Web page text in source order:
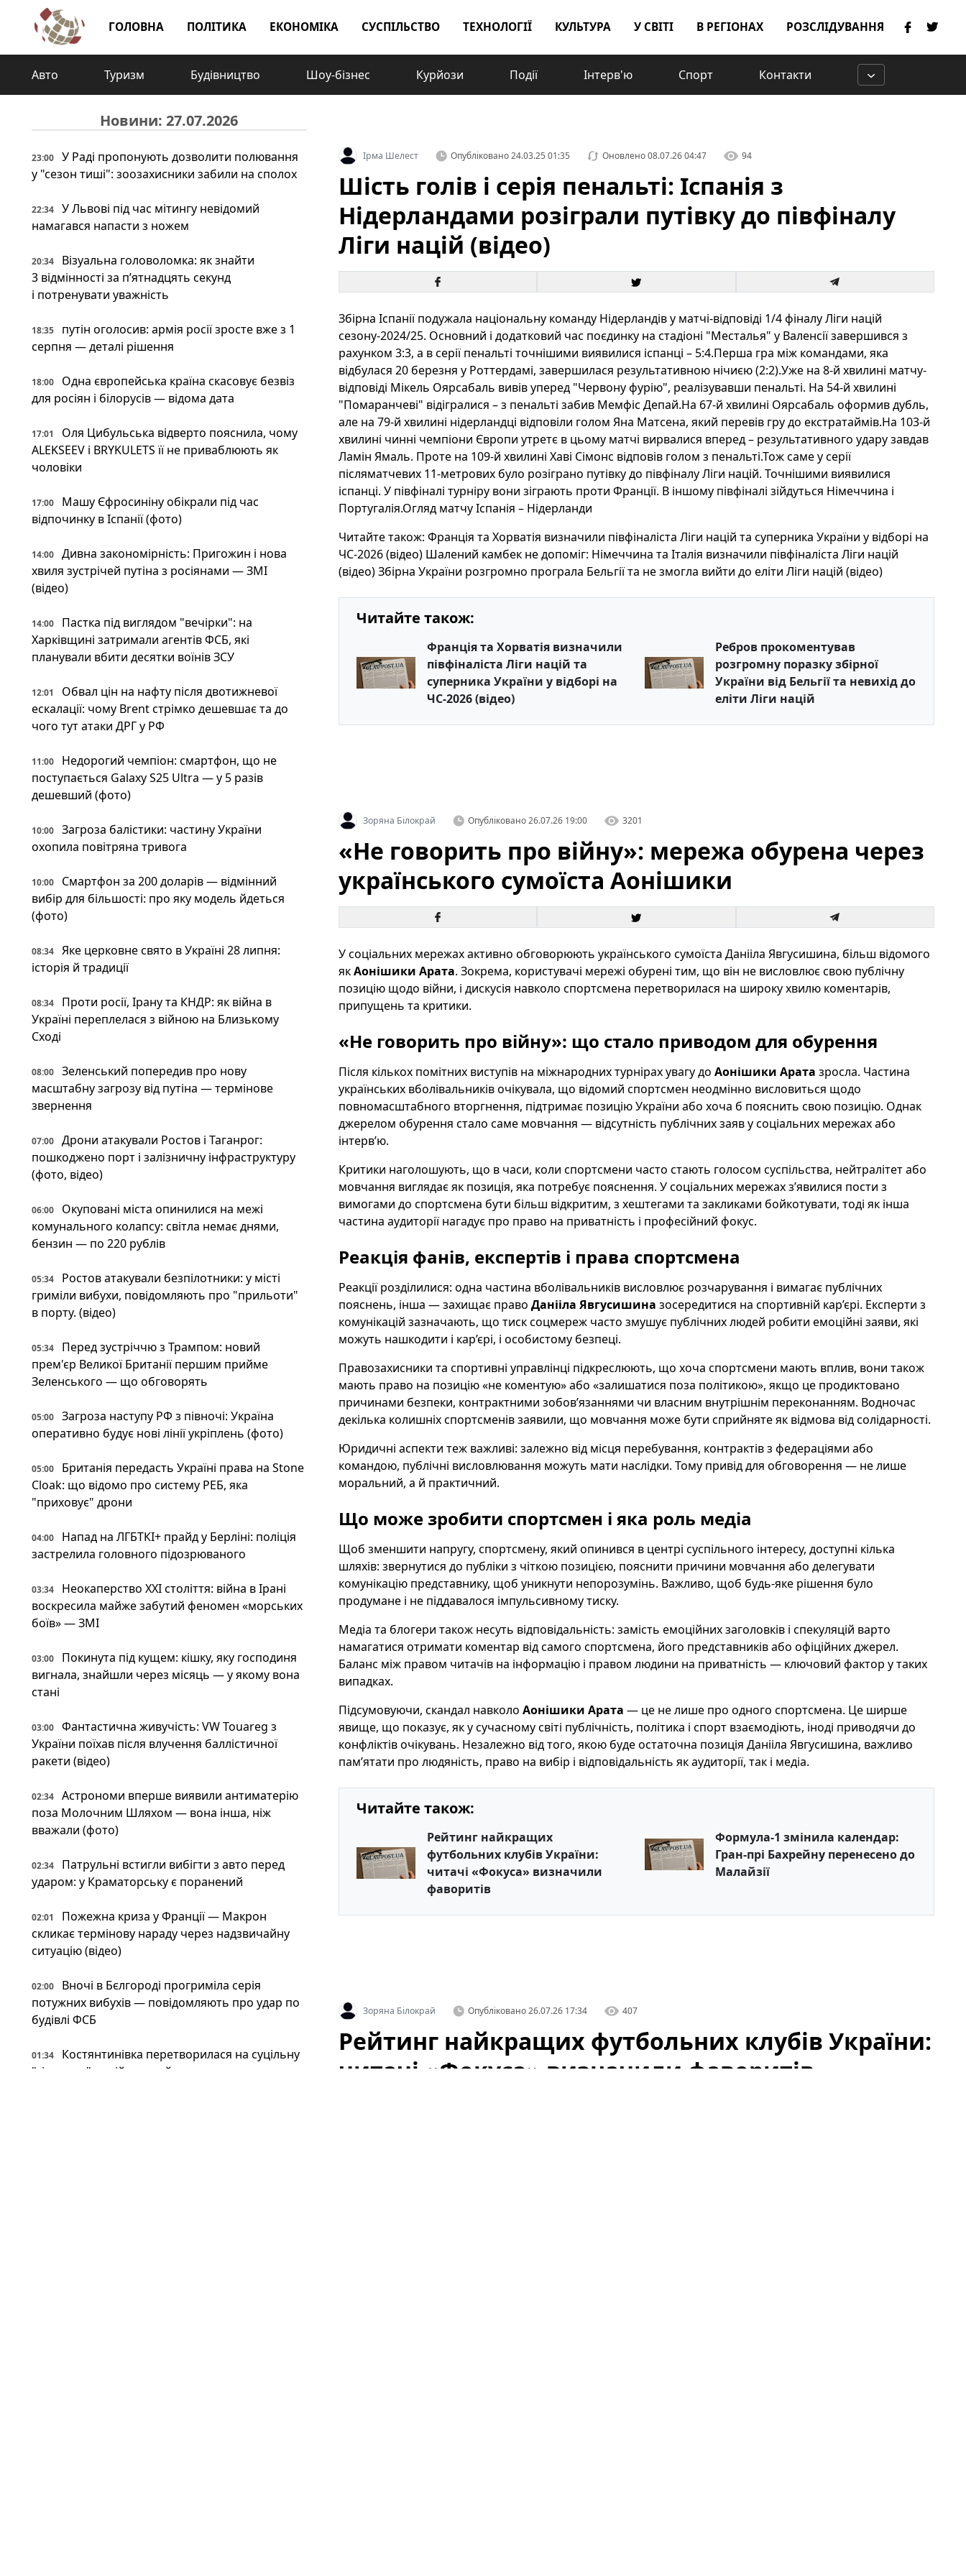
ГОЛОВНА ПОЛІТИКА ЕКОНОМІКА СУСПІЛЬСТВО ТЕХНОЛОГІЇ КУЛЬТУРА У СВІТІ В РЕГІОНАХ РОЗСЛІДУВАННЯ
Авто Туризм Будівництво Шоу-бізнес Курйози Події Інтерв'ю Спорт Контакти
Новини: 27.07.2026
23:00
У Раді пропонують дозволити полювання
у "сезон тиші": зоозахисники забили на сполох
22:34
У Львові під час мітингу невідомий
намагався напасти з ножем
20:34
Візуальна головоломка: як знайти
3 відмінності за п’ятнадцять секунд
і потренувати уважність
18:35
путін оголосив: армія росії зросте вже з 1
серпня — деталі рішення
18:00
Одна європейська країна скасовує безвіз
для росіян і білорусів — відома дата
17:01
Оля Цибульська відверто пояснила, чому
ALEKSEEV і BRYKULETS її не приваблюють як
чоловіки
17:00
Машу Єфросиніну обікрали під час
відпочинку в Іспанії (фото)
14:00
Дивна закономірність: Пригожин і нова
хвиля зустрічей путіна з росіянами — ЗМІ
(відео)
14:00
Пастка під виглядом "вечірки": на
Харківщині затримали агентів ФСБ, які
планували вбити десятки воїнів ЗСУ
12:01
Обвал цін на нафту після двотижневої
ескалації: чому Brent стрімко дешевшає та до
чого тут атаки ДРГ у РФ
11:00
Недорогий чемпіон: смартфон, що не
поступається Galaxy S25 Ultra — у 5 разів
дешевший (фото)
10:00
Загроза балістики: частину України
охопила повітряна тривога
10:00
Смартфон за 200 доларів — відмінний
вибір для більшості: про яку модель йдеться
(фото)
08:34
Яке церковне свято в Україні 28 липня:
історія й традиції
08:34
Проти росії, Ірану та КНДР: як війна в
Україні переплелася з війною на Близькому
Сході
08:00
Зеленський попередив про нову
масштабну загрозу від путіна — термінове
звернення
07:00
Дрони атакували Ростов і Таганрог:
пошкоджено порт і залізничну інфраструктуру
(фото, відео)
06:00
Окуповані міста опинилися на межі
комунального колапсу: світла немає днями,
бензин — по 220 рублів
05:34
Ростов атакували безпілотники: у місті
гриміли вибухи, повідомляють про "прильоти"
в порту. (відео)
05:34
Перед зустріччю з Трампом: новий
прем'єр Великої Британії першим прийме
Зеленського — що обговорять
05:00
Загроза наступу РФ з півночі: Україна
оперативно будує нові лінії укріплень (фото)
05:00
Британія передасть Україні права на Stone
Cloak: що відомо про систему РЕБ, яка
"приховує" дрони
04:00
Напад на ЛГБТКІ+ прайд у Берліні: поліція
застрелила головного підозрюваного
03:34
Неокаперство XXI століття: війна в Ірані
воскресила майже забутий феномен «морських
боїв» — ЗМІ
03:00
Покинута під кущем: кішку, яку господиня
вигнала, знайшли через місяць — у якому вона
стані
03:00
Фантастична живучість: VW Touareg з
України поїхав після влучення баллістичної
ракети (відео)
02:34
Астрономи вперше виявили антиматерію
поза Молочним Шляхом — вона інша, ніж
вважали (фото)
02:34
Патрульні встигли вибігти з авто перед
ударом: у Краматорську є поранений
02:01
Пожежна криза у Франції — Макрон
скликає термінову нараду через надзвичайну
ситуацію (відео)
02:00
Вночі в Бєлгороді прогриміла серія
потужних вибухів — повідомляють про удар по
будівлі ФСБ
01:34
Костянтинівка перетворилася на суцільну
"сіру зону" — військовий оглядач пояснює
Ірма Шелест Опубліковано24.03.25 01:35 Оновлено08.07.26 04:47 94
Шість голів і серія пенальті: Іспанія з
Нідерландами розіграли путівку до півфіналу
Ліги націй (відео)
Збірна Іспанії подужала національну команду Нідерландів у матчі-відповіді 1/4 фіналу Ліги націй
сезону-2024/25. Основний і додатковий час поєдинку на стадіоні "Месталья" у Валенсії завершився з
рахунком 3:3, а в серії пенальті точнішими виявилися іспанці – 5:4.Перша гра між командами, яка
відбулася 20 березня у Роттердамі, завершилася результативною нічиєю (2:2).Уже на 8-й хвилині матчу-
відповіді Мікель Оярсабаль вивів уперед "Червону фурію", реалізувавши пенальті. На 54-й хвилині
"Помаранчеві" відігралися – з пенальті забив Мемфіс Депай.На 67-й хвилині Оярсабаль оформив дубль,
але на 79-й хвилині нідерландці відповіли голом Яна Матсена, який перевів гру до екстратаймів.На 103-й
хвилині чинні чемпіони Європи утретє в цьому матчі вирвалися вперед – результативного удару завдав
Ламін Ямаль. Проте на 109-й хвилині Хаві Сімонс відповів голом з пенальті.Тож саме у серії
післяматчевих 11-метрових було розіграно путівку до півфіналу Ліги націй. Точнішими виявилися
іспанці. У півфіналі турніру вони зіграють проти Франції. В іншому півфіналі зійдуться Німеччина і
Португалія.Огляд матчу Іспанія – Нідерланди
Читайте також: Франція та Хорватія визначили півфіналіста Ліги націй та суперника України у відборі на
ЧС-2026 (відео) Шалений камбек не допоміг: Німеччина та Італія визначили півфіналіста Ліги націй
(відео) Збірна України розгромно програла Бельгії та не змогла вийти до еліти Ліги націй (відео)
Читайте також:
Франція та Хорватія визначили
півфіналіста Ліги націй та
суперника України у відборі на
ЧС-2026 (відео)
Ребров прокоментував
розгромну поразку збірної
України від Бельгії та невихід до
еліти Ліги націй
Зоряна Білокрай Опубліковано26.07.26 19:00 3201
«Не говорить про війну»: мережа обурена через
українського сумоїста Аонішики
У соціальних мережах активно обговорюють українського сумоїста Данііла Явгусишина, більш відомого
якАонішики Арата. Зокрема, користувачі мережі обурені тим, що він не висловлює свою публічну
позицію щодо війни, і дискусія навколо спортсмена перетворилася на широку хвилю коментарів,
припущень та критики.
«Не говорить про війну»: що стало приводом для обурення
Після кількох помітних виступів на міжнародних турнірах увагу до Аонішики Арата зросла. Частина
українських вболівальників очікувала, що відомий спортсмен неодмінно висловиться щодо
повномасштабного вторгнення, підтримає позицію України або хоча б пояснить свою позицію. Однак
джерелом обурення стало саме мовчання — відсутність публічних заяв у соціальних мережах або
інтерв’ю.
Критики наголошують, що в часи, коли спортсмени часто стають голосом суспільства, нейтралітет або
мовчання виглядає як позиція, яка потребує пояснення. У соціальних мережах з’явилися пости з
вимогами до спортсмена бути більш відкритим, з хештегами та закликами бойкотувати, тоді як інша
частина аудиторії нагадує про право на приватність і професійний фокус.
Реакція фанів, експертів і права спортсмена
Реакції розділилися: одна частина вболівальників висловлює розчарування і вимагає публічних
пояснень, інша — захищає право Данііла Явгусишина зосередитися на спортивній кар’єрі. Експерти з
комунікацій зазначають, що тиск соцмереж часто змушує публічних людей робити емоційні заяви, які
можуть нашкодити і кар’єрі, і особистому безпеці.
Правозахисники та спортивні управлінці підкреслюють, що хоча спортсмени мають вплив, вони також
мають право на позицію «не коментую» або «залишатися поза політикою», якщо це продиктовано
причинами безпеки, контрактними зобов’язаннями чи власним внутрішнім переконанням. Водночас
декілька колишніх спортсменів заявили, що мовчання може бути сприйняте як відмова від солідарності.
Юридичні аспекти теж важливі: залежно від місця перебування, контрактів з федераціями або
командою, публічні висловлювання можуть мати наслідки. Тому привід для обговорення — не лише
моральний, а й практичний.
Що може зробити спортсмен і яка роль медіа
Щоб зменшити напругу, спортсмену, який опинився в центрі суспільного інтересу, доступні кілька
шляхів: звернутися до публіки з чіткою позицією, пояснити причини мовчання або делегувати
комунікацію представнику, щоб уникнути непорозумінь. Важливо, щоб будь-яке рішення було
продумане і не піддавалося імпульсивному тиску.
Медіа та блогери також несуть відповідальність: замість емоційних заголовків і спекуляцій варто
намагатися отримати коментар від самого спортсмена, його представників або офіційних джерел.
Баланс між правом читачів на інформацію і правом людини на приватність — ключовий фактор у таких
випадках.
Підсумовуючи, скандал навколо Аонішики Арата — це не лише про одного спортсмена. Це ширше
явище, що показує, як у сучасному світі публічність, політика і спорт взаємодіють, іноді приводячи до
конфліктів очікувань. Незалежно від того, якою буде остаточна позиція Данііла Явгусишина, важливо
пам’ятати про людяність, право на вибір і відповідальність як аудиторії, так і медіа.
Читайте також:
Рейтинг найкращих
футбольних клубів України:
читачі «Фокуса» визначили
фаворитів
Формула-1 змінила календар:
Гран-прі Бахрейну перенесено до
Малайзії
Зоряна Білокрай Опубліковано26.07.26 17:34 407
Рейтинг найкращих футбольних клубів України:
читачі «Фокуса» визначили фаворитів